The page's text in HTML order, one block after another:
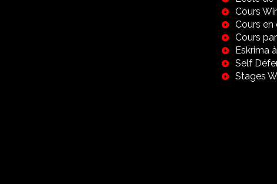
Cours
Cours en
Cours
Eskrima
Self
Stages